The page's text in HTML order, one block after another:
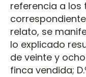
referencia a
relato, se
lo explicado
de veinte y
finca vendida;